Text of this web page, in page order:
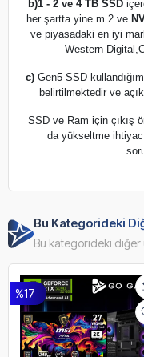
b)1 - 2 ve 4 TB SSD
her şartta yine m.2 ve
ve piyasadaki en iyi
Western
c) Gen5 SSD
belirtilmektedir ve
SSD ve Ram için çıkış
da yükseltme
Bu Kategorideki
Bu kategorideki
%17